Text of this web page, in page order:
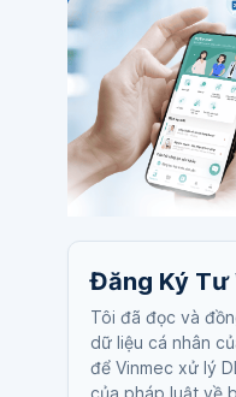
Đăng Ký Tư
Tôi đã đọc và
dữ liệu cá nhân
để Vinmec xử lý
của pháp luật về